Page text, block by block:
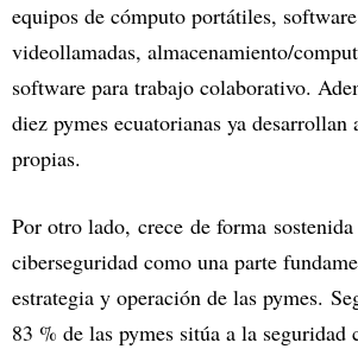
equipos de cómputo portátiles,
videollamadas, almacenamiento/
software para trabajo colaborativo.
diez pymes ecuatorianas ya desarrollan
propias.
Por otro lado, crece de forma
ciberseguridad como una parte
estrategia y operación de las pymes.
83 % de las pymes sitúa a la seguridad